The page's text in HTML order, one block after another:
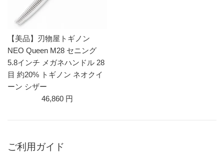
【美品】刃物屋トギノン
NEO Queen M28 セニング
5.8インチ メガネハンドル 28
目 約20% トギノン ネオクイ
ーン シザー
46,860 円
ご利用ガイド